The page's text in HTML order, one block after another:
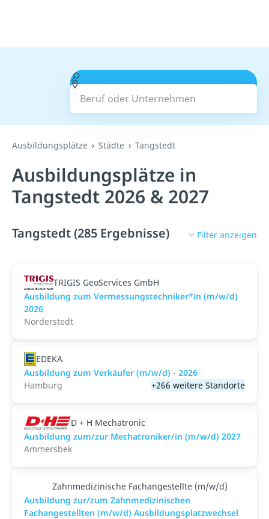
Beruf oder Unternehmen
Suchen
Ausbildungsplätze Städte Tangstedt
Ausbildungsplätze in
Tangstedt 2026 & 2027
Tangstedt (285 Ergebnisse) Filter anzeigen
TRIGIS GeoServices GmbH
Ausbildung zum Vermessungstechniker*in (m/w/d)
2026
Norderstedt
EDEKA
Ausbildung zum Verkäufer (m/w/d) - 2026
Hamburg
+266 weitere Standorte
D + H Mechatronic
Ausbildung zum/zur Mechatroniker/in (m/w/d) 2027
Ammersbek
Zahnmedizinische Fachangestellte (m/w/d)
Ausbildung zur/zum Zahnmedizinischen
Fachangestellten (m/w/d) Ausbildungsplatzwechsel